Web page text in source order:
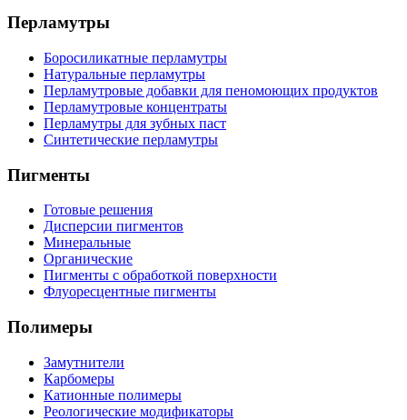
Перламутры
Боросиликатные перламутры
Натуральные перламутры
Перламутровые добавки для пеномоющих продуктов
Перламутровые концентраты
Перламутры для зубных паст
Синтетические перламутры
Пигменты
Готовые решения
Дисперсии пигментов
Минеральные
Органические
Пигменты с обработкой поверхности
Флуоресцентные пигменты
Полимеры
Замутнители
Карбомеры
Катионные полимеры
Реологические модификаторы